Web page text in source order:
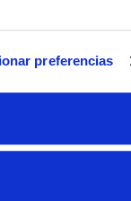
preferencias
(de